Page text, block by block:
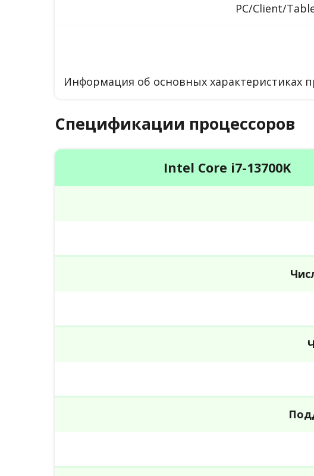
PC/Client/
Информация об основных характеристиках
Спецификации процессоров
Intel Core i7-13700K